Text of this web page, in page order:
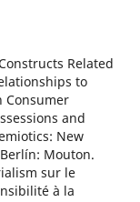
Related
to
Consumer
and
New
Mouton.
sur le
à la